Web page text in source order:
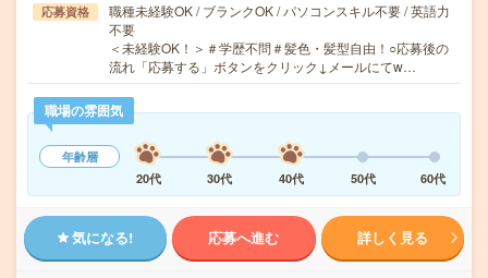
応募資格
職種未経験OK / ブランクOK / パソコンスキル不要 / 英語力
不要
＜未経験OK！＞＃学歴不問＃髪色・髪型自由！○応募後の
流れ「応募する」ボタンをクリック↓メールにてw…
職場の雰囲気
年齢層
20代
30代 40代 50代 60代
気になる! 応募へ進む 詳しく見る